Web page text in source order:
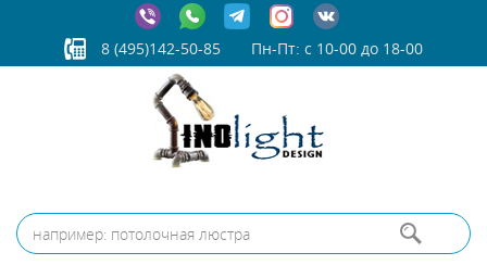
8 (495)142-50-85 Пн-Пт: с 10-00 до 18-00